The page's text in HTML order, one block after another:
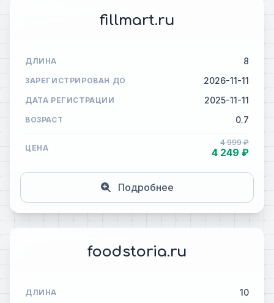
fillmart.ru
ДЛИНА 8
ЗАРЕГИСТРИРОВАН ДО 2026-11-11
ДАТА РЕГИСТРАЦИИ 2025-11-11
ВОЗРАСТ 0.7
ЦЕНА
4 999 ₽
4 249 ₽
Подробнее
foodstoria.ru
ДЛИНА 10